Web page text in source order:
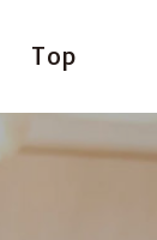
Top